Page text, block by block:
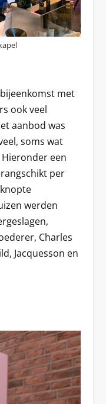
met
ook veel
aanbod was
soms wat
een
per
werden
Charles
Jacquesson en